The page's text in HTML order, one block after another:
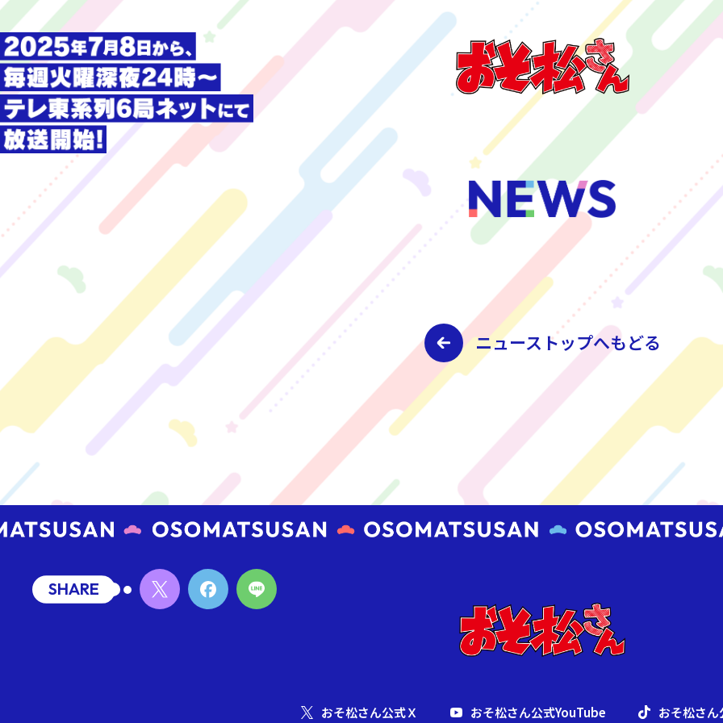
ニューストップへもどる
おそ松さん公式Ｘ おそ松さん公式YouTube おそ松さ
SHARE